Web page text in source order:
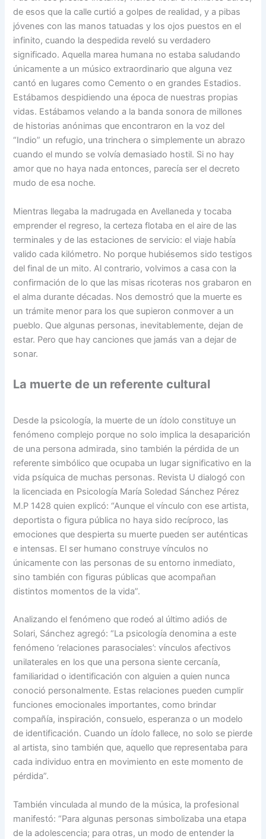
de esos que la calle curtió a golpes de realidad, y a pibas
jóvenes con las manos tatuadas y los ojos puestos en el
infinito, cuando la despedida reveló su verdadero
significado. Aquella marea humana no estaba saludando
únicamente a un músico extraordinario que alguna vez
cantó en lugares como Cemento o en grandes Estadios.
Estábamos despidiendo una época de nuestras propias
vidas. Estábamos velando a la banda sonora de millones
de historias anónimas que encontraron en la voz del
“Indio” un refugio, una trinchera o simplemente un abrazo
cuando el mundo se volvía demasiado hostil. Si no hay
amor que no haya nada entonces, parecía ser el decreto
mudo de esa noche.
Mientras llegaba la madrugada en Avellaneda y tocaba
emprender el regreso, la certeza flotaba en el aire de las
terminales y de las estaciones de servicio: el viaje había
valido cada kilómetro. No porque hubiésemos sido testigos
del final de un mito. Al contrario, volvimos a casa con la
confirmación de lo que las misas ricoteras nos grabaron en
el alma durante décadas. Nos demostró que la muerte es
un trámite menor para los que supieron conmover a un
pueblo. Que algunas personas, inevitablemente, dejan de
estar. Pero que hay canciones que jamás van a dejar de
sonar.
La muerte de un referente cultural
Desde la psicología, la muerte de un ídolo constituye un
fenómeno complejo porque no solo implica la desaparición
de una persona admirada, sino también la pérdida de un
referente simbólico que ocupaba un lugar significativo en la
vida psíquica de muchas personas. Revista U dialogó con
la licenciada en Psicología María Soledad Sánchez Pérez
M.P 1428 quien explicó: “Aunque el vínculo con ese artista,
deportista o figura pública no haya sido recíproco, las
emociones que despierta su muerte pueden ser auténticas
e intensas. El ser humano construye vínculos no
únicamente con las personas de su entorno inmediato,
sino también con figuras públicas que acompañan
distintos momentos de la vida”.
Analizando el fenómeno que rodeó al último adiós de
Solari, Sánchez agregó: “La psicología denomina a este
fenómeno ‘relaciones parasociales’: vínculos afectivos
unilaterales en los que una persona siente cercanía,
familiaridad o identificación con alguien a quien nunca
conoció personalmente. Estas relaciones pueden cumplir
funciones emocionales importantes, como brindar
compañía, inspiración, consuelo, esperanza o un modelo
de identificación. Cuando un ídolo fallece, no solo se pierde
al artista, sino también que, aquello que representaba para
cada individuo entra en movimiento en este momento de
pérdida”.
También vinculada al mundo de la música, la profesional
manifestó: “Para algunas personas simbolizaba una etapa
de la adolescencia; para otras, un modo de entender la